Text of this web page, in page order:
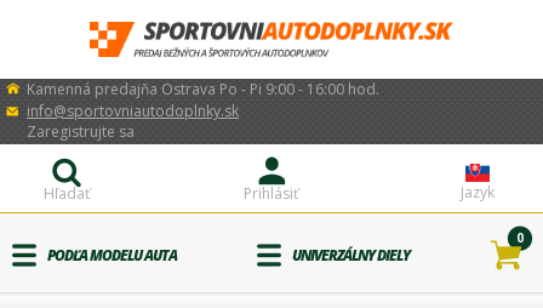
Kamenná predajňa Ostrava Po - Pi 9:00 - 16:00 hod.
info@sportovniautodoplnky.sk
Jazyk
Prihlásiť
Zaregistrujte sa
Hľadať
PODĽA MODELU AUTA UNIVERZÁLNY DIELY
0